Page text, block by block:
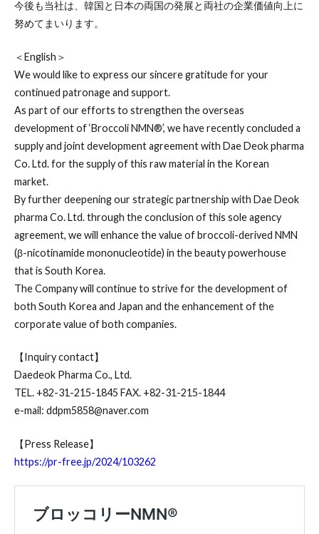
今後も当社は、韓国と日本の両国の発展と両社の企業価値向上に
努めてまいります。
＜English＞
We would like to express our sincere gratitude for your
continued patronage and support.
As part of our efforts to strengthen the overseas
development of ‘Broccoli NMN®︎’, we have recently concluded a
supply and joint development agreement with Dae Deok pharma
Co. Ltd. for the supply of this raw material in the Korean
market.
By further deepening our strategic partnership with Dae Deok
pharma Co. Ltd. through the conclusion of this sole agency
agreement, we will enhance the value of broccoli-derived NMN
(β-nicotinamide mononucleotide) in the beauty powerhouse
that is South Korea.
The Company will continue to strive for the development of
both South Korea and Japan and the enhancement of the
corporate value of both companies.
【Inquiry contact】
Daedeok Pharma Co., Ltd.
TEL. +82-31-215-1845 FAX. +82-31-215-1844
e-mail: ddpm5858@naver.com
【Press Release】
https://pr-free.jp/2024/103262